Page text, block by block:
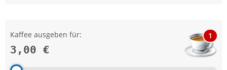
Kaffee ausgeben für:
3,00 €
1